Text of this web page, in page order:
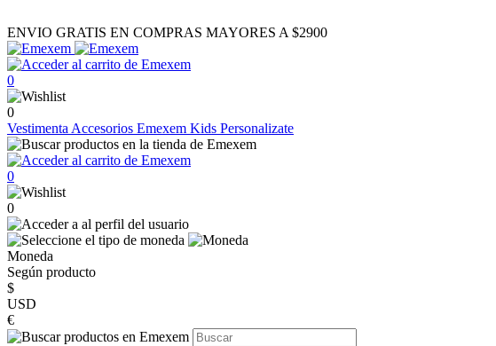
ENVIO GRATIS EN COMPRAS MAYORES A $2900
0
0
Vestimenta Accesorios Emexem Kids Personalizate
0
0
Moneda
Según producto
$
USD
€